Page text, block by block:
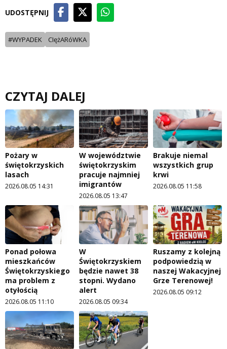
UDOSTĘPNIJ
#WYPADEK CIężARóWKA
CZYTAJ DALEJ
Pożary w
świętokrzyskich
lasach
2026.08.05 14:31
W województwie
świętokrzyskim
pracuje najmniej
imigrantów
2026.08.05 13:47
Brakuje niemal
wszystkich grup
krwi
2026.08.05 11:58
Ponad połowa
mieszkańców
Świętokrzyskiego
ma problem z
otyłością
2026.08.05 11:10
W
Świętokrzyskiem
będzie nawet 38
stopni. Wydano
alert
2026.08.05 09:34
Ruszamy z kolejną
podpowiedzią w
naszej Wakacyjnej
Grze Terenowej!
2026.08.05 09:12